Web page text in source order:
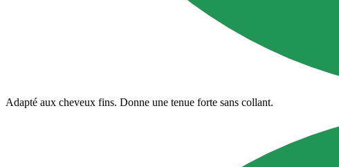
Adapté aux cheveux fins. Donne une tenue forte sans collant.